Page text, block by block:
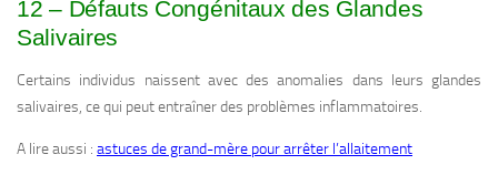
12 – Défauts Congénitaux des Glandes
Salivaires
Certains individus naissent avec des anomalies dans leurs glandes
salivaires, ce qui peut entraîner des problèmes inflammatoires.
A lire aussi : astuces de grand-mère pour arrêter l’allaitement